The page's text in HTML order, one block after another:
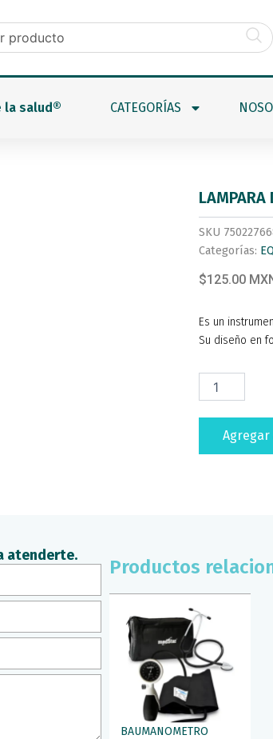
la salud® CATEGORÍAS
LAMPARA
SKU
Categorías:
$125.00
Es un
Su diseño en
LAMPARA
AZUL
atenderte.
Productos
BAUMANOMETRO